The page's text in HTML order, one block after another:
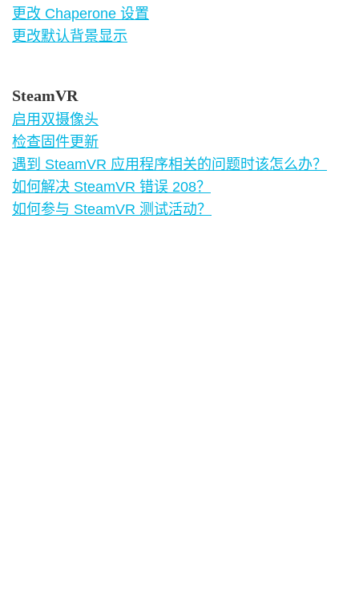
更改 Chaperone 设置
更改默认背景显示
SteamVR
启用双摄像头
检查固件更新
遇到 SteamVR 应用程序相关的问题时该怎么办？
如何解决 SteamVR 错误 208？
如何参与 SteamVR 测试活动？